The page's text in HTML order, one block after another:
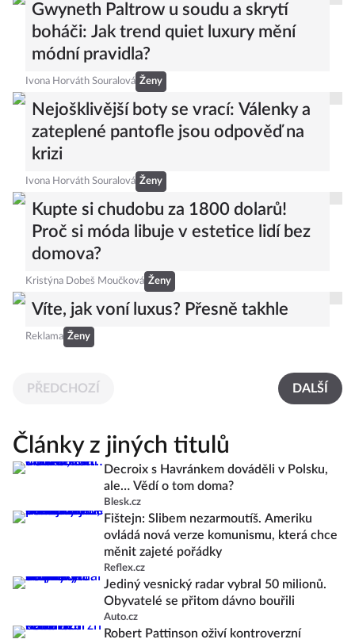
Gwyneth Paltrow u soudu a skrytí
boháči: Jak trend quiet luxury mění
módní pravidla?
Ivona Horváth Souralová Ženy
Nejošklivější boty se vrací: Válenky a
zateplené pantofle jsou odpověď na
krizi
Ivona Horváth Souralová Ženy
Kupte si chudobu za 1800 dolarů!
Proč si móda libuje v estetice lidí bez
domova?
Kristýna Dobeš Moučková Ženy
Víte, jak voní luxus? Přesně takhle
Reklama Ženy
PŘEDCHOZÍ DALŠÍ
Články z jiných titulů
Decroix s Havránkem dováděli v Polsku,
ale… Vědí o tom doma?
Blesk.cz
Fištejn: Slibem nezarmoutíš. Ameriku
ovládá nová verze komunismu, která chce
měnit zajeté pořádky
Reflex.cz
Jediný vesnický radar vybral 50 milionů.
Obyvatelé se přitom dávno bouřili
Auto.cz
Robert Pattinson oživí kontroverzní